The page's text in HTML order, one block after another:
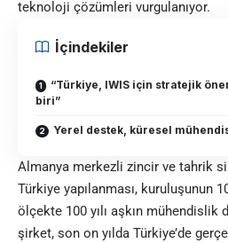
teknoloji çözümleri vurgulanıyor.
İçindekiler
“Türkiye, IWIS için stratejik
biri”
Yerel destek, küresel
Almanya merkezli zincir ve tahrik
Türkiye yapılanması, kuruluşunun
ölçekte 100 yılı aşkın mühendislik
şirket, son on yılda Türkiye’de